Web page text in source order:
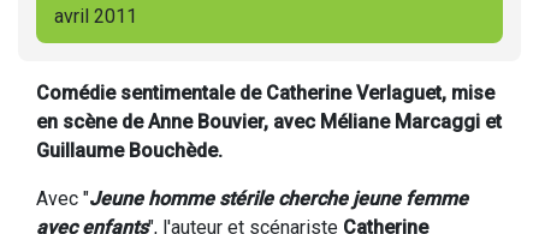
avril 2011
Comédie sentimentale de Catherine Verlaguet, mise
en scène de Anne Bouvier, avec Méliane Marcaggi et
Guillaume Bouchède.
Avec "Jeune homme stérile cherche jeune femme
avec enfants", l'auteur et scénariste Catherine